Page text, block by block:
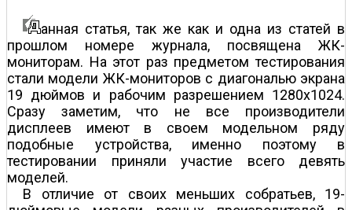
анная статья, так же как и одна из статей в
прошлом номере журнала, посвящена ЖК-
мониторам. На этот раз предметом тестирования
стали модели ЖК-мониторов с диагональю экрана
19 дюймов и рабочим разрешением 1280х1024.
Сразу заметим, что не все производители
дисплеев имеют в своем модельном ряду
подобные устройства, именно поэтому в
тестировании приняли участие всего девять
моделей.
В отличие от своих меньших собратьев, 19-